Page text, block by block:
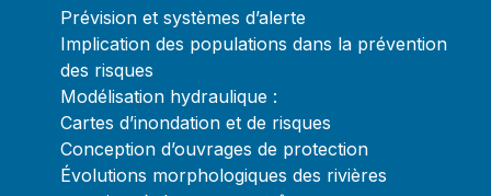
Prévision et systèmes d’alerte
Implication des populations dans la prévention
des risques
Modélisation hydraulique :
Cartes d’inondation et de risques
Conception d’ouvrages de protection
Évolutions morphologiques des rivières